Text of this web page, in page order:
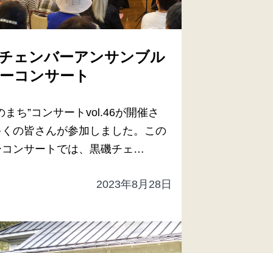
ェンバーアンサンブル
コンサート
まち”コンサートvol.46が開催さ
の皆さんが参加しました。この
コンサートでは、黒磯チェ…
2023年8月28日